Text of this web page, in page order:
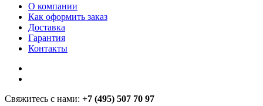
О компании
Как оформить заказ
Доставка
Гарантия
Контакты
Свяжитесь с нами: +7 (495) 507 70 97